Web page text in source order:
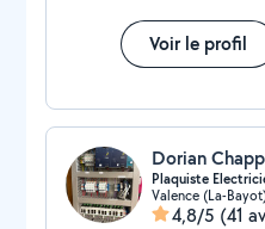
Voir le profil
Plaquiste
Valence (La-
4,8/5 (41